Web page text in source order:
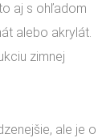
aj s ohľadom
alebo akrylát.
zimnej
ale je o